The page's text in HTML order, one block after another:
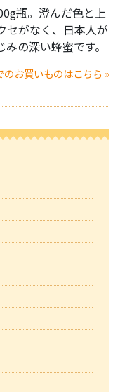
瓶。澄んだ色と上
セがなく、日本人が
の深い蜂蜜です。
お買いものはこちら »